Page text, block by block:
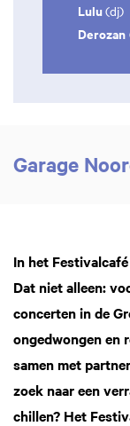
Lulu(dj)
Derozan
Garage
In het
Dat niet alleen:
concerten in de
ongedwongen en
samen met
zoek naar een
chillen? Het